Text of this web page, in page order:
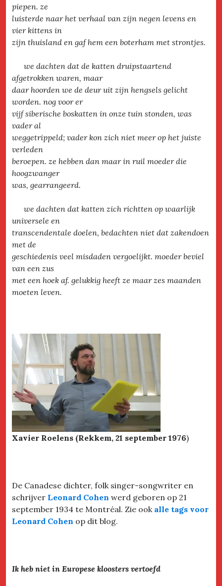
piepen. ze
luisterde naar het verhaal van zijn negen levens en
vier kittens in
zijn thuisland en gaf hem een boterham met strontjes.
we dachten dat de katten druipstaartend
afgetrokken waren, maar
daar hoorden we de deur uit zijn hengsels gelicht
worden. nog voor er
vijf siberische boskatten in onze tuin stonden, was
vader al
weggetrippeld; vader kon zich niet meer op het juiste
verleden
beroepen. ze hebben dan maar in ruil moeder die
hoogzwanger­
was, gearrangeerd.
we dachten dat katten zich richtten op waarlijk
universele en
transcendentale doelen, bedachten niet dat zakendoen
met de
geschiedenis veel misdaden vergoelijkt. moeder beviel
van een zus
met een hoek af. gelukkig heeft ze maar zes maanden
moeten leven.
Xavier Roelens (Rekkem, 21 september 1976)
De Canadese dichter, folk singer-songwriter en
schrijver Leonard Cohen werd geboren op 21
september 1934 te Montréal. Zie ook alle tags voor
Leonard Cohen op dit blog.
Ik heb niet in Europese kloosters vertoefd